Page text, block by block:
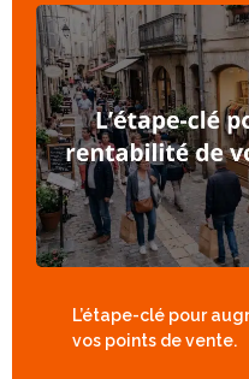
L’étape-clé pour
vos points de vente.